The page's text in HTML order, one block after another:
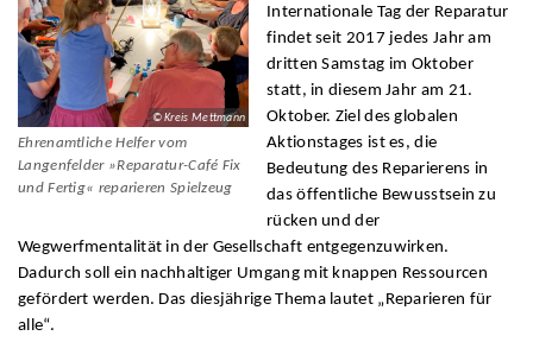
© Kreis Mettmann
Ehrenamtliche Helfer vom
Langenfelder »Reparatur-Café Fix
und Fertig« reparieren Spielzeug
Internationale Tag der Reparatur
findet seit 2017 jedes Jahr am
dritten Samstag im Oktober
statt, in diesem Jahr am 21.
Oktober. Ziel des globalen
Aktionstages ist es, die
Bedeutung des Reparierens in
das öffentliche Bewusstsein zu
rücken und der
Wegwerfmentalität in der Gesellschaft entgegenzuwirken.
Dadurch soll ein nachhaltiger Umgang mit knappen Ressourcen
gefördert werden. Das diesjährige Thema lautet „Reparieren für
alle“.